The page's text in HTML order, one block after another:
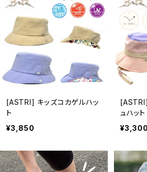
[ASTRI] キッズコカゲルハッ
ト
¥3,850
ュハット
¥3,300